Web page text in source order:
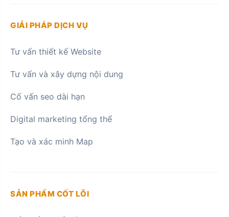
GIẢI PHÁP DỊCH VỤ
Tư vấn thiết kế Website
Tư vấn và xây dựng nội dung
Cố vấn seo dài hạn
Digital marketing tổng thể
Tạo và xác minh Map
SẢN PHẨM CỐT LÕI